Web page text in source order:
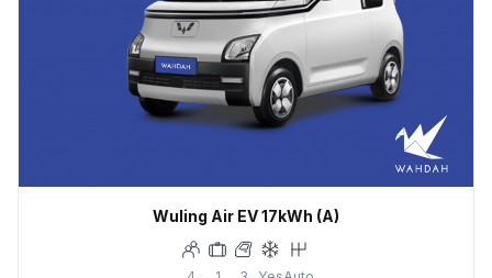
Wuling Air EV 17kWh (A)